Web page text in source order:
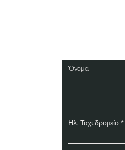
Όνομα
Ηλ. Ταχυδρομείο